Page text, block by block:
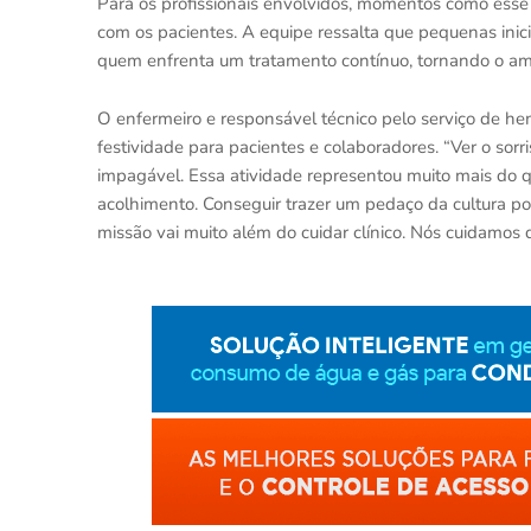
com os pacientes. A equipe ressalta que pequenas
quem enfrenta um tratamento contínuo, tornando o
O enfermeiro e responsável técnico pelo serviço de
festividade para pacientes e colaboradores. “Ver o
impagável. Essa atividade representou muito mais do
acolhimento. Conseguir trazer um pedaço da cultura
missão vai muito além do cuidar clínico. Nós